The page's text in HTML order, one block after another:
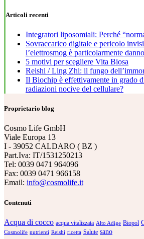
Articoli recenti
Integratori liposomiali: Perché
Sovraccarico digitale e pericolo
l’elettrosmog è particolarmente
5 motivi per scegliere Vita Biosa
Reishi / Ling Zhi: il fungo
Il Biochip è effettivamente in grado
radiazioni nocive del cellulare?
Proprietario blog
Cosmo Life GmbH
Viale Europa 13
I - 39052 CALDARO ( BZ )
Part.Iva: IT/1531250213
Tel: 0039 0471 964096
Fax: 0039 0471 966158
Email: info@cosmolife.it
Contenuti
Acqua di cocco acqua vitalizzata Alto Adige Biopol
Cosmolife nutrienti Reishi ricetta Salute sano